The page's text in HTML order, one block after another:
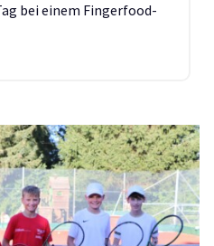
bei einem Fingerfood-